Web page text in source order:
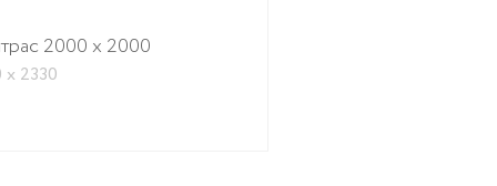
2000 x 2000
х 2330